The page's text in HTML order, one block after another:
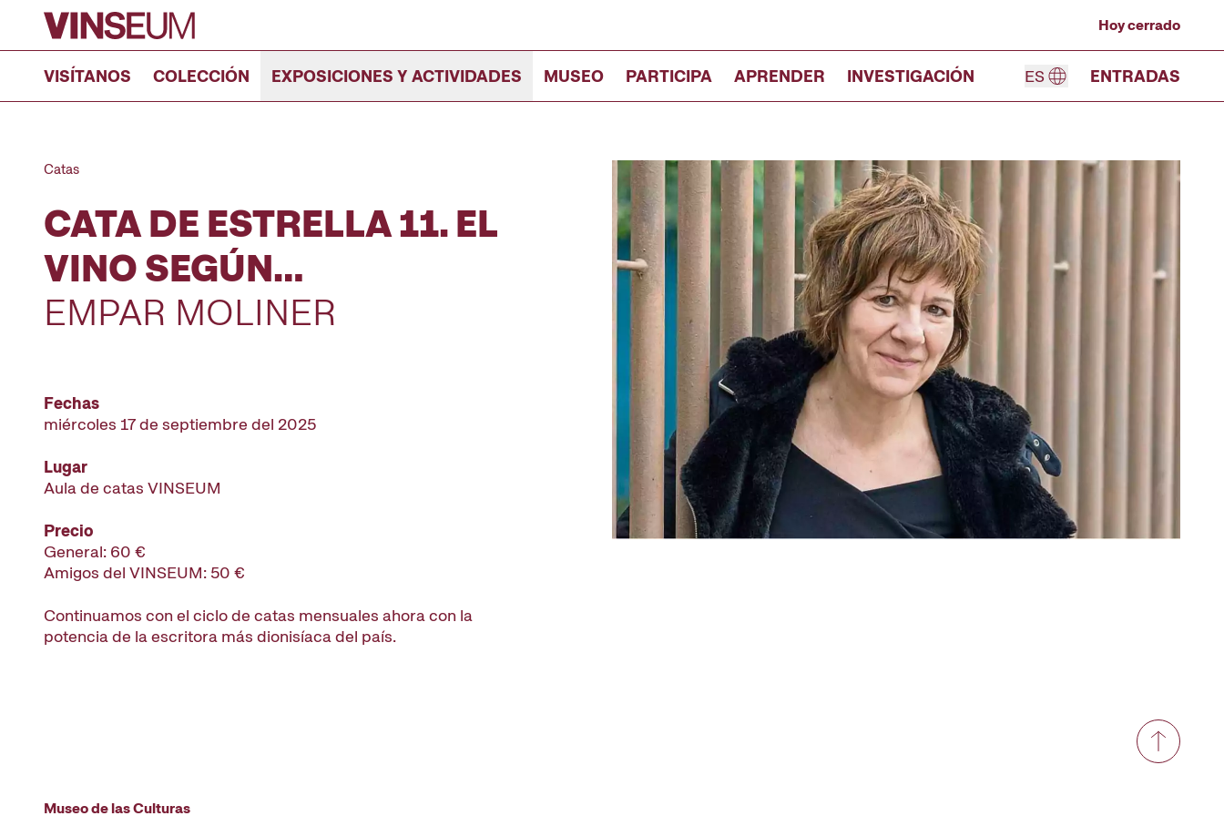
Ir al contenido
Hoy cerrado
VISÍTANOS COLECCIÓN EXPOSICIONES Y ACTIVIDADES MUSEO PARTICIPA APRENDER INVESTIGACIÓN ES ENTRADAS
Catas
CATA DE ESTRELLA 11. EL
VINO SEGÚN…
EMPAR MOLINER
Fechas
miércoles 17 de septiembre del 2025
Lugar
Aula de catas VINSEUM
Precio
General: 60 €
Amigos del VINSEUM: 50 €
Continuamos con el ciclo de catas mensuales ahora con la
potencia de la escritora más dionisíaca del país.
Museo de las Culturas